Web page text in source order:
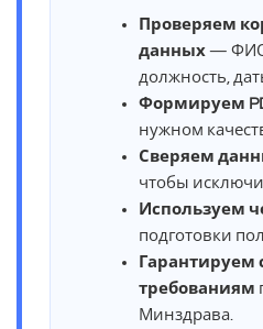
Проверяем
данных — ФИО,
должность,
Формируем
нужном
Сверяем
чтобы
Используем
подготовки
Гарантируем
требованиям
Минздрава.